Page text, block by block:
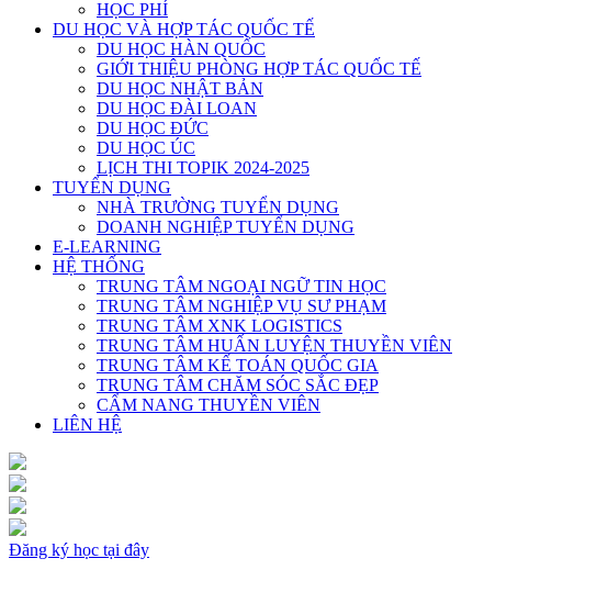
HỌC PHÍ
DU HỌC VÀ HỢP TÁC QUỐC TẾ
DU HỌC HÀN QUỐC
GIỚI THIỆU PHÒNG HỢP TÁC QUỐC TẾ
DU HỌC NHẬT BẢN
DU HỌC ĐÀI LOAN
DU HỌC ĐỨC
DU HỌC ÚC
LỊCH THI TOPIK 2024-2025
TUYỂN DỤNG
NHÀ TRƯỜNG TUYỂN DỤNG
DOANH NGHIỆP TUYỂN DỤNG
E-LEARNING
HỆ THỐNG
TRUNG TÂM NGOẠI NGỮ TIN HỌC
TRUNG TÂM NGHIỆP VỤ SƯ PHẠM
TRUNG TÂM XNK LOGISTICS
TRUNG TÂM HUẤN LUYỆN THUYỀN VIÊN
TRUNG TÂM KẾ TOÁN QUỐC GIA
TRUNG TÂM CHĂM SÓC SẮC ĐẸP
CẨM NANG THUYỀN VIÊN
LIÊN HỆ
Đăng ký học tại đây